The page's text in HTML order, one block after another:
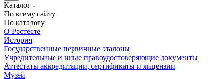
Каталог
По всему сайту
По каталогу
О Ростесте
История
Государственные первичные эталоны
Учредительные и иные правоудостоверяющие документы
Аттестаты аккредитации, сертификаты и лицензии
Музей